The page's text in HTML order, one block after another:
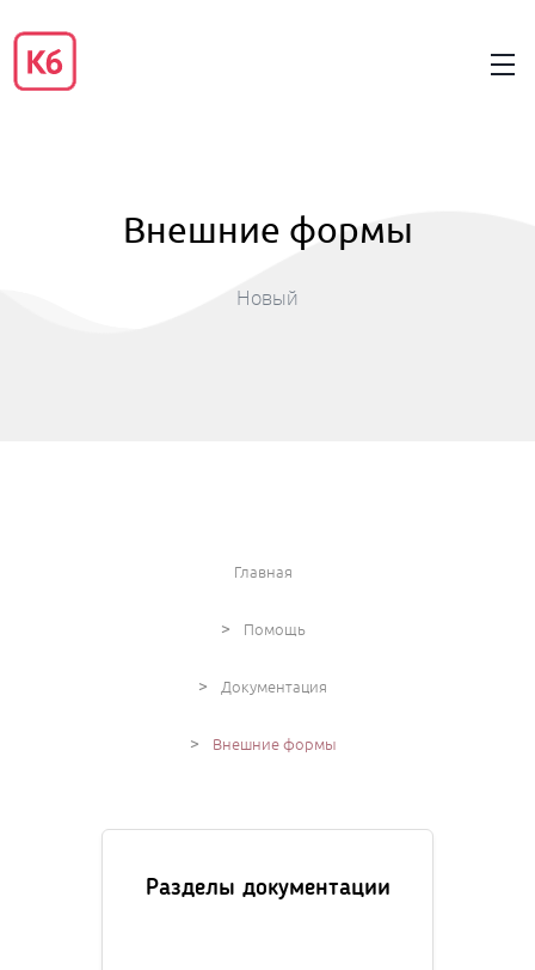
Внешние формы
Новый
Главная
> Помощь
> Документация
> Внешние формы
Разделы документации